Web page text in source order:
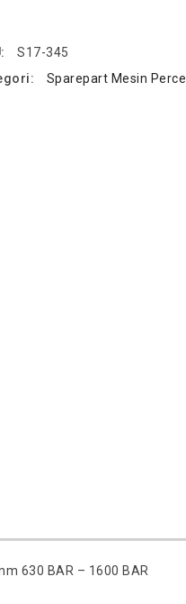
S17-345
Sparepart Mesin
630 BAR – 1600 BAR